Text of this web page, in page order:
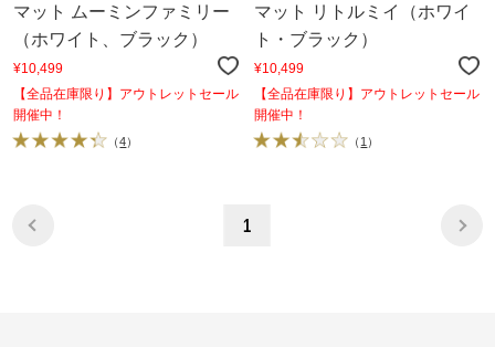
マット ムーミンファミリー
（ホワイト、ブラック）
¥10,499
【全品在庫限り】アウトレットセール
開催中！
（4）
マット リトルミイ（ホワイ
ト・ブラック）
¥10,499
【全品在庫限り】アウトレットセール
開催中！
（ 1 ）
1